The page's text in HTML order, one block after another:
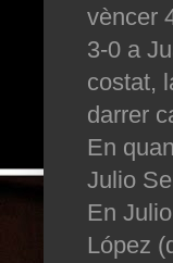
vèncer
3-0 a
costat,
darrer
En
Julio
En
López